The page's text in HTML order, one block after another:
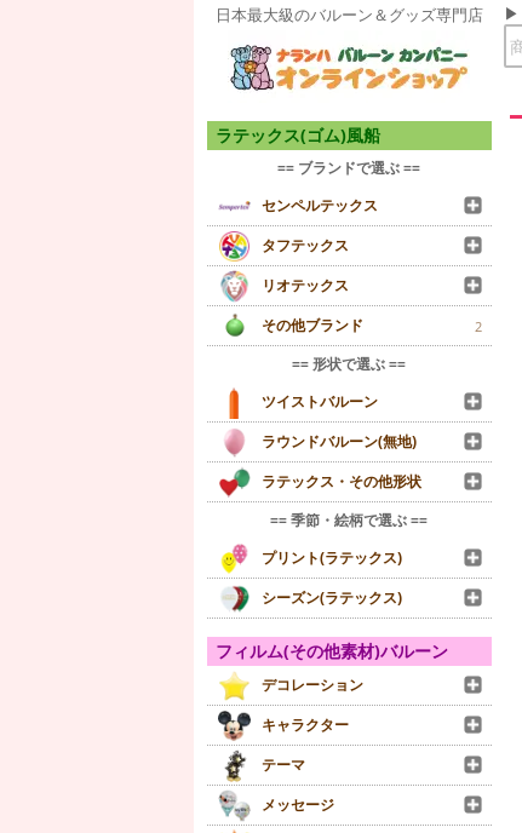
日本最大級のバルーン＆グッズ専門店
ラテックス(ゴム)風船
== ブランドで選ぶ ==
センペルテックス
タフテックス
リオテックス
その他ブランド
2
== 形状で選ぶ ==
ツイストバルーン
ラウンドバルーン(無地)
ラテックス・その他形状
== 季節・絵柄で選ぶ ==
プリント(ラテックス)
シーズン(ラテックス)
フィルム(その他素材)バルーン
デコレーション
キャラクター
テーマ
メッセージ